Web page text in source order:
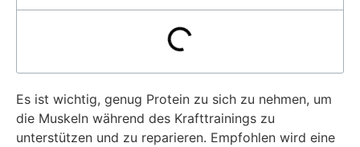
Es ist wichtig, genug Protein zu sich zu nehmen, um
die Muskeln während des Krafttrainings zu
unterstützen und zu reparieren. Empfohlen wird eine